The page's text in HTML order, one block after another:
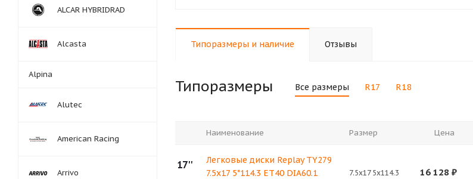
Типоразмеры и наличие Отзывы
Типоразмеры Все размеры R17 R18
Наименование Размер Цена
17''
Легковые диски Replay TY279
7.5x17 5*114.3 ET40 DIA60.1
7.5x17 5x114.3 16 128 ₽
ALCAR HYBRIDRAD
Alcasta
Alpina
Alutec
American Racing
Arrivo